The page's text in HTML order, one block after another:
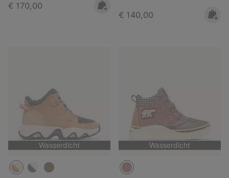
Regular price:
€ 170,00
Regular price:
€ 140,00
Wasserdicht Wasserdicht